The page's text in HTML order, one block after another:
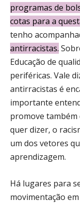
programas de
cotas para a
tenho
antirracistas.
Educação de
periféricas. Vale
antirracistas é
importante
promove também
quer dizer, o
um dos vetores
aprendizagem.
Há lugares para
movimentação